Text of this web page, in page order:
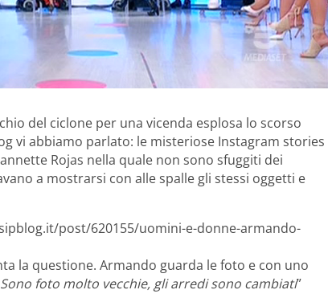
del ciclone per una vicenda esplosa lo scorso
vi abbiamo parlato: le misteriose Instagram stories
Rojas nella quale non sono sfuggiti dei
a mostrarsi con alle spalle gli stessi oggetti e
post/620155/uomini-e-donne-armando-
la questione. Armando guarda le foto e con uno
Sono foto molto vecchie, gli arredi sono cambiati”